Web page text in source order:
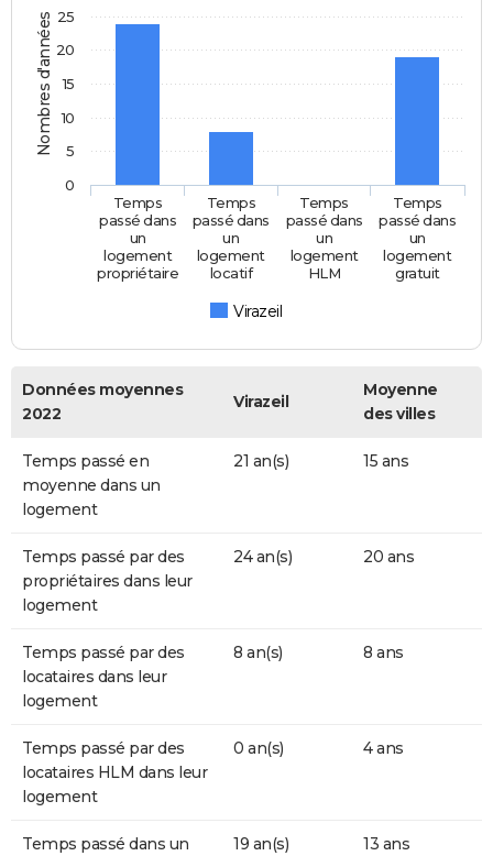
Nombres d'années
Virazeil
Temps
passé dans
un
logement
propriétaire
Temps
passé dans
un
logement
locatif
Temps
passé dans
un
logement
HLM
Temps
passé dans
un
logement
gratuit
0
5
10
15
20
25
Données moyennes
2022
Virazeil
Moyenne
des villes
Temps passé en
moyenne dans un
logement
21 an(s) 15 ans
Temps passé par des
propriétaires dans leur
logement
24 an(s) 20 ans
Temps passé par des
locataires dans leur
logement
8 an(s) 8 ans
Temps passé par des
locataires HLM dans leur
logement
0 an(s) 4 ans
Temps passé dans un
19 an(s) 13 ans